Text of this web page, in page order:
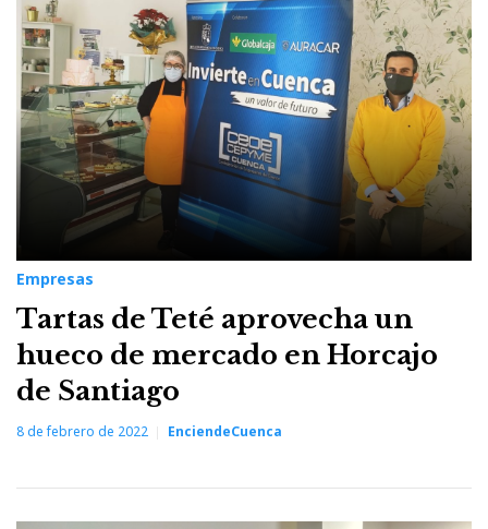
Cuenca
Empresas
Tartas de Teté aprovecha un
hueco de mercado en Horcajo
de Santiago
8 de febrero de 2022 EnciendeCuenca